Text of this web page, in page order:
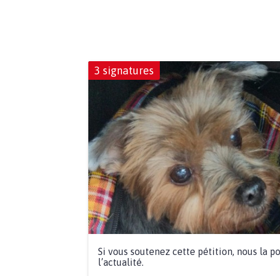
3 signatures
Si vous soutenez cette pétition, nous la
l’actualité.